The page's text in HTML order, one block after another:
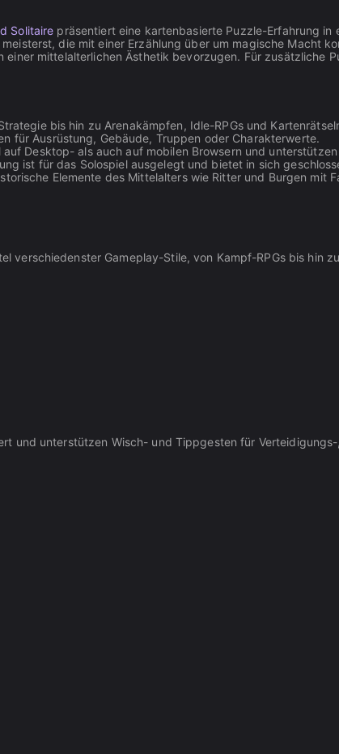
Solitaire präsentiert eine kartenbasierte Puzzle-Erfahrung
die mit einer Erzählung über um magische Macht
mittelalterlichen Ästhetik bevorzugen. Für zusätzliche
bis hin zu Arenakämpfen, Idle-RPGs und
für Ausrüstung, Gebäude, Truppen oder Charakterwerte.
auf Desktop- als auch auf mobilen Browsern und
ist für das Solospiel ausgelegt und bietet in sich
Elemente des Mittelalters wie Ritter und Burgen mit
verschiedenster Gameplay-Stile, von Kampf-RPGs bis hin
und unterstützen Wisch- und Tippgesten für